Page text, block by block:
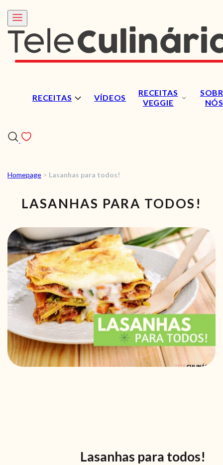
RECEITAS VÍDEOS
RECEITAS
VEGGIE
NÓS
RECEITAS
VÍDEOS
RECEITAS VEGGIE
SOBRE NÓS
LOJA ONLINE
BLOG
Homepage > Lasanhas para todos!
LASANHAS PARA TODOS!
Lasanhas para todos!